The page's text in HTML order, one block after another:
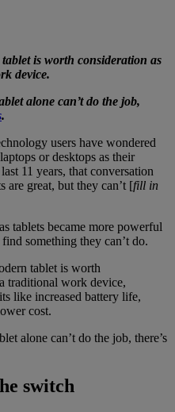
is worth consideration as
device.
alone can’t do the job,
.
users have wondered
or desktops as their
11 years, that conversation
are great, but they can’t [fill in
tablets became more powerful
something they can’t do.
tablet is worth
traditional work device,
like increased battery life,
cost.
alone can’t do the job, there’s
switch